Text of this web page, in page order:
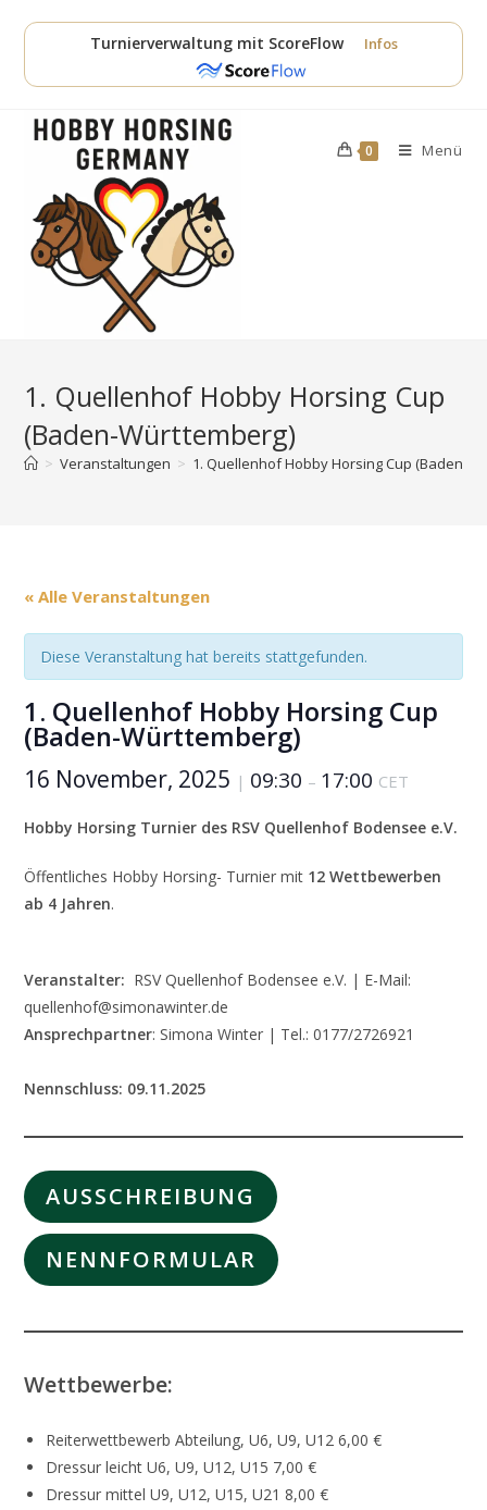
Inhalt
Turnierverwaltung mit ScoreFlow Infos
0 Menü
1. Quellenhof Hobby Horsing Cup
(Baden-Württemberg)
> Veranstaltungen > 1. Quellenhof Hobby Horsing Cup (Baden-
« Alle Veranstaltungen
Diese Veranstaltung hat bereits stattgefunden.
1. Quellenhof Hobby Horsing Cup
(Baden-Württemberg)
16 November, 2025 | 09:30 – 17:00 CET
Hobby Horsing Turnier des RSV Quellenhof Bodensee e.V.
Öffentliches Hobby Horsing- Turnier mit 12 Wettbewerben
ab 4 Jahren.
Veranstalter: RSV Quellenhof Bodensee e.V. | E-Mail:
quellenhof@simonawinter.de
Ansprechpartner: Simona Winter | Tel.: 0177/2726921
Nennschluss: 09.11.2025
AUSSCHREIBUNG
NENNFORMULAR
Wettbewerbe:
Reiterwettbewerb Abteilung, U6, U9, U12 6,00 €
Dressur leicht U6, U9, U12, U15 7,00 €
Dressur mittel U9, U12, U15, U21 8,00 €